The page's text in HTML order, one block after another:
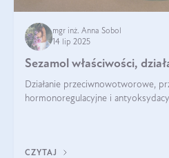
mgr inż. Anna Sobol
14 lip 2025
Sezamol właściwości,
Działanie przeciwnowotworowe,
hormonoregulacyjne i
CZYTAJ